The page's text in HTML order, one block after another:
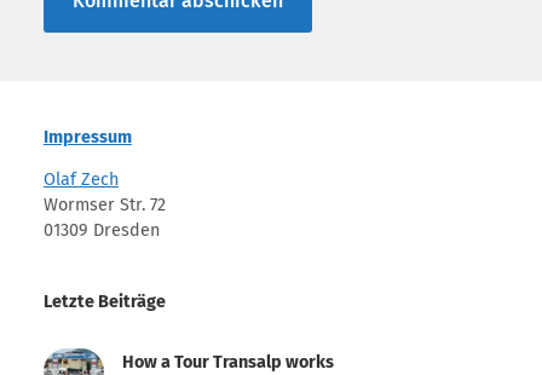
Impressum
Olaf Zech
Wormser Str. 72
01309 Dresden
Letzte Beiträge
How a Tour Transalp works